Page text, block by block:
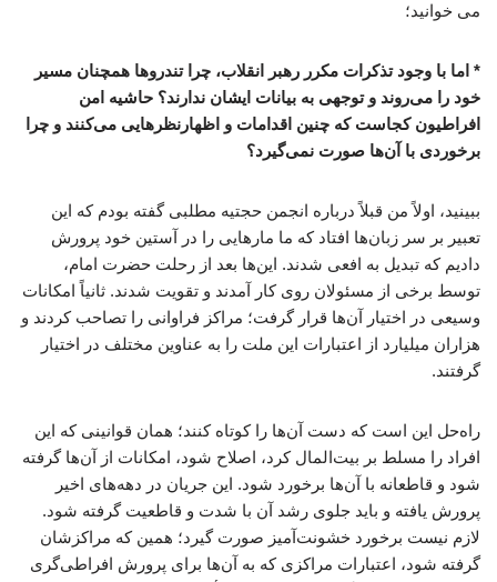
می خوانید؛
* اما با وجود تذکرات مکرر رهبر انقلاب، چرا تندروها همچنان مسیر
خود را می‌روند و توجهی به بیانات ایشان ندارند؟ حاشیه امن
افراطیون کجاست که چنین اقدامات و اظهارنظرهایی می‌کنند و چرا
برخوردی با آن‌ها صورت نمی‌گیرد؟
ببینید، اولاً من قبلاً درباره انجمن حجتیه مطلبی گفته بودم که این
تعبیر بر سر زبان‌ها افتاد که ما مارهایی را در آستین خود پرورش
دادیم که تبدیل به افعی شدند. این‌ها بعد از رحلت حضرت امام،
توسط برخی از مسئولان روی کار آمدند و تقویت شدند. ثانیاً امکانات
وسیعی در اختیار آن‌ها قرار گرفت؛ مراکز فراوانی را تصاحب کردند و
هزاران میلیارد از اعتبارات این ملت را به عناوین مختلف در اختیار
گرفتند.
راه‌حل این است که دست آن‌ها را کوتاه کنند؛ همان قوانینی که این
افراد را مسلط بر بیت‌المال کرد، اصلاح شود، امکانات از آن‌ها گرفته
شود و قاطعانه با آن‌ها برخورد شود. این جریان در دهه‌های اخیر
پرورش یافته و باید جلوی رشد آن با شدت و قاطعیت گرفته شود.
لازم نیست برخورد خشونت‌آمیز صورت گیرد؛ همین که مراکزشان
گرفته شود، اعتبارات مراکزی که به آن‌ها برای پرورش افراطی‌گری